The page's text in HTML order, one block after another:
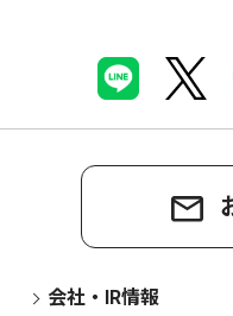
会社・IR情報